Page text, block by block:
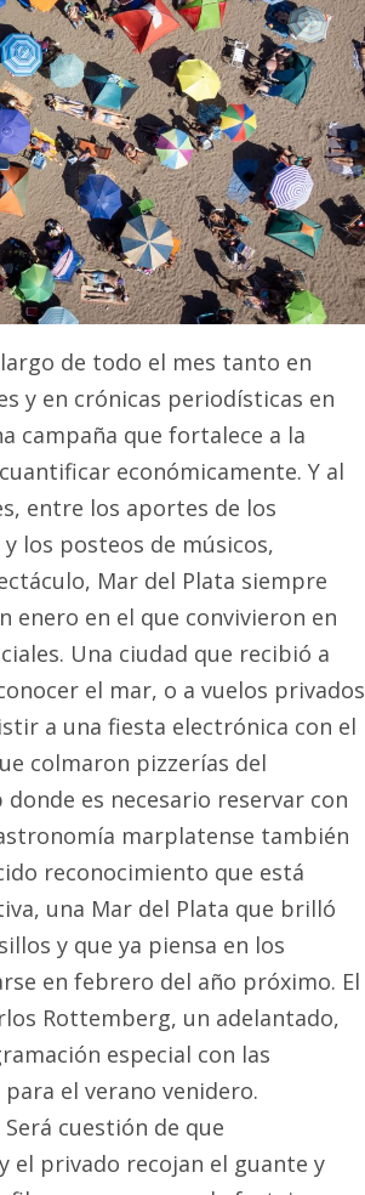
de todo el mes tanto en
y en crónicas periodísticas en
campaña que fortalece a la
económicamente. Y al
entre los aportes de los
los posteos de músicos,
Mar del Plata siempre
enero en el que convivieron en
Una ciudad que recibió a
el mar, o a vuelos privados
a una fiesta electrónica con el
colmaron pizzerías del
es necesario reservar con
marplatense también
reconocimiento que está
una Mar del Plata que brilló
y que ya piensa en los
en febrero del año próximo. El
Rottemberg, un adelantado,
especial con las
el verano venidero.
cuestión de que
el privado recojan el guante y